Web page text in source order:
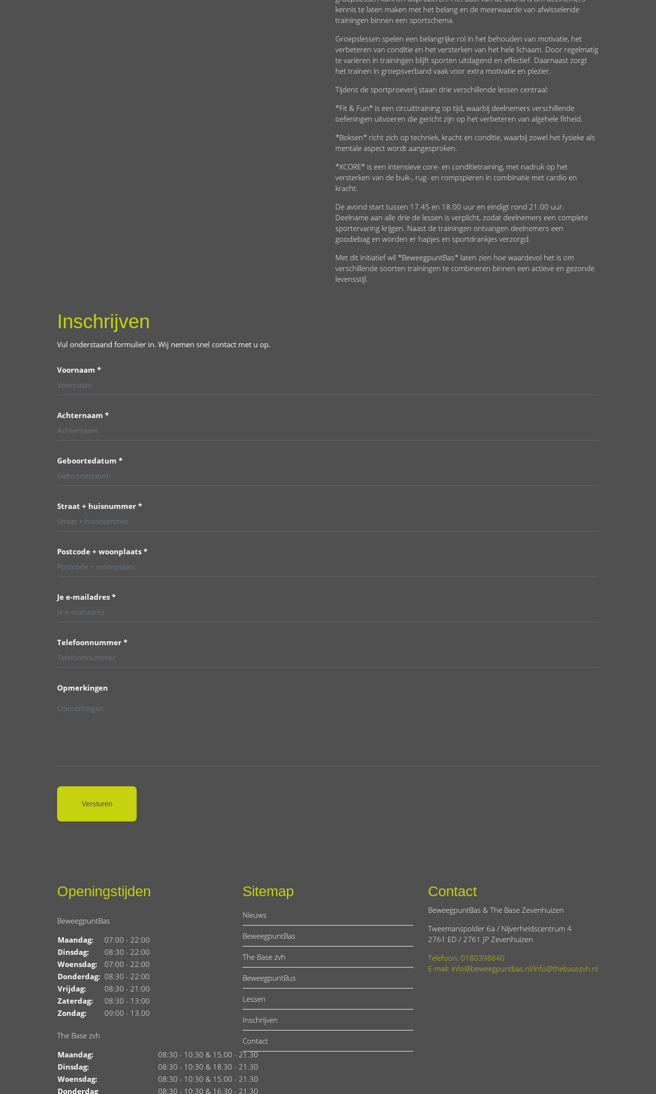
kennis te laten maken met het belang en de meerwaarde van afwisselende
trainingen binnen een sportschema.
Groepslessen spelen een belangrijke rol in het behouden van motivatie, het
verbeteren van conditie en het versterken van het hele lichaam. Door regelmatig
te variëren in trainingen blijft sporten uitdagend en effectief. Daarnaast zorgt
het trainen in groepsverband vaak voor extra motivatie en plezier.
Tijdens de sportproeverij staan drie verschillende lessen centraal:
*Fit & Fun* is een circuittraining op tijd, waarbij deelnemers verschillende
oefeningen uitvoeren die gericht zijn op het verbeteren van algehele fitheid.
*Boksen* richt zich op techniek, kracht en conditie, waarbij zowel het fysieke als
mentale aspect wordt aangesproken.
*XCORE* is een intensieve core- en conditietraining, met nadruk op het
versterken van de buik-, rug- en rompspieren in combinatie met cardio en
kracht.
De avond start tussen 17.45 en 18.00 uur en eindigt rond 21.00 uur.
Deelname aan alle drie de lessen is verplicht, zodat deelnemers een complete
sportervaring krijgen. Naast de trainingen ontvangen deelnemers een
goodiebag en worden er hapjes en sportdrankjes verzorgd.
Met dit initiatief wil *BeweegpuntBas* laten zien hoe waardevol het is om
verschillende soorten trainingen te combineren binnen een actieve en gezonde
levensstijl.
Inschrijven
Vul onderstaand formulier in. Wij nemen snel contact met u op.
Voornaam *
Achternaam *
Geboortedatum *
Straat + huisnummer *
Postcode + woonplaats *
Je e-mailadres *
Telefoonnummer *
Opmerkingen
Openingstijden
BeweegpuntBas
Maandag:
07:00 - 22:00
Dinsdag:
08:30 - 22:00
Woensdag:
07:00 - 22:00
Donderdag: 08:30 - 22:00
Vrijdag:
08:30 - 21:00
Zaterdag:
08:30 - 13:00
Zondag:
09:00 - 13.00
The Base zvh
Maandag:
08:30 - 10:30 & 15.00 - 21.30
Dinsdag:
08:30 - 10:30 & 18.30 - 21.30
Woensdag:
08:30 - 10:30 & 15.00 - 21.30
Donderdag
08:30 - 10:30 & 16.30 - 21.30
Sitemap
Nieuws
BeweegpuntBas
The Base zvh
BeweegpuntBus
Lessen
Inschrijven
Contact
Contact
BeweegpuntBas & The Base Zevenhuizen
Tweemanspolder 6a / Nijverheidscentrum 4
2761 ED / 2761 JP Zevenhuizen
Telefoon: 0180398840
E-mail: info@beweegpuntbas.nl/info@thebasezvh.nl